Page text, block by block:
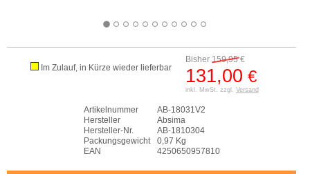
Bisher 159,95€
131,00 €
inkl. MwSt. zzgl. Versand
Im Zulauf, in Kürze wieder lieferbar
Artikelnummer
AB-18031V2
Hersteller
Absima
Hersteller-Nr.
AB-1810304
Packungsgewicht
0,97 Kg
EAN
4250650957810